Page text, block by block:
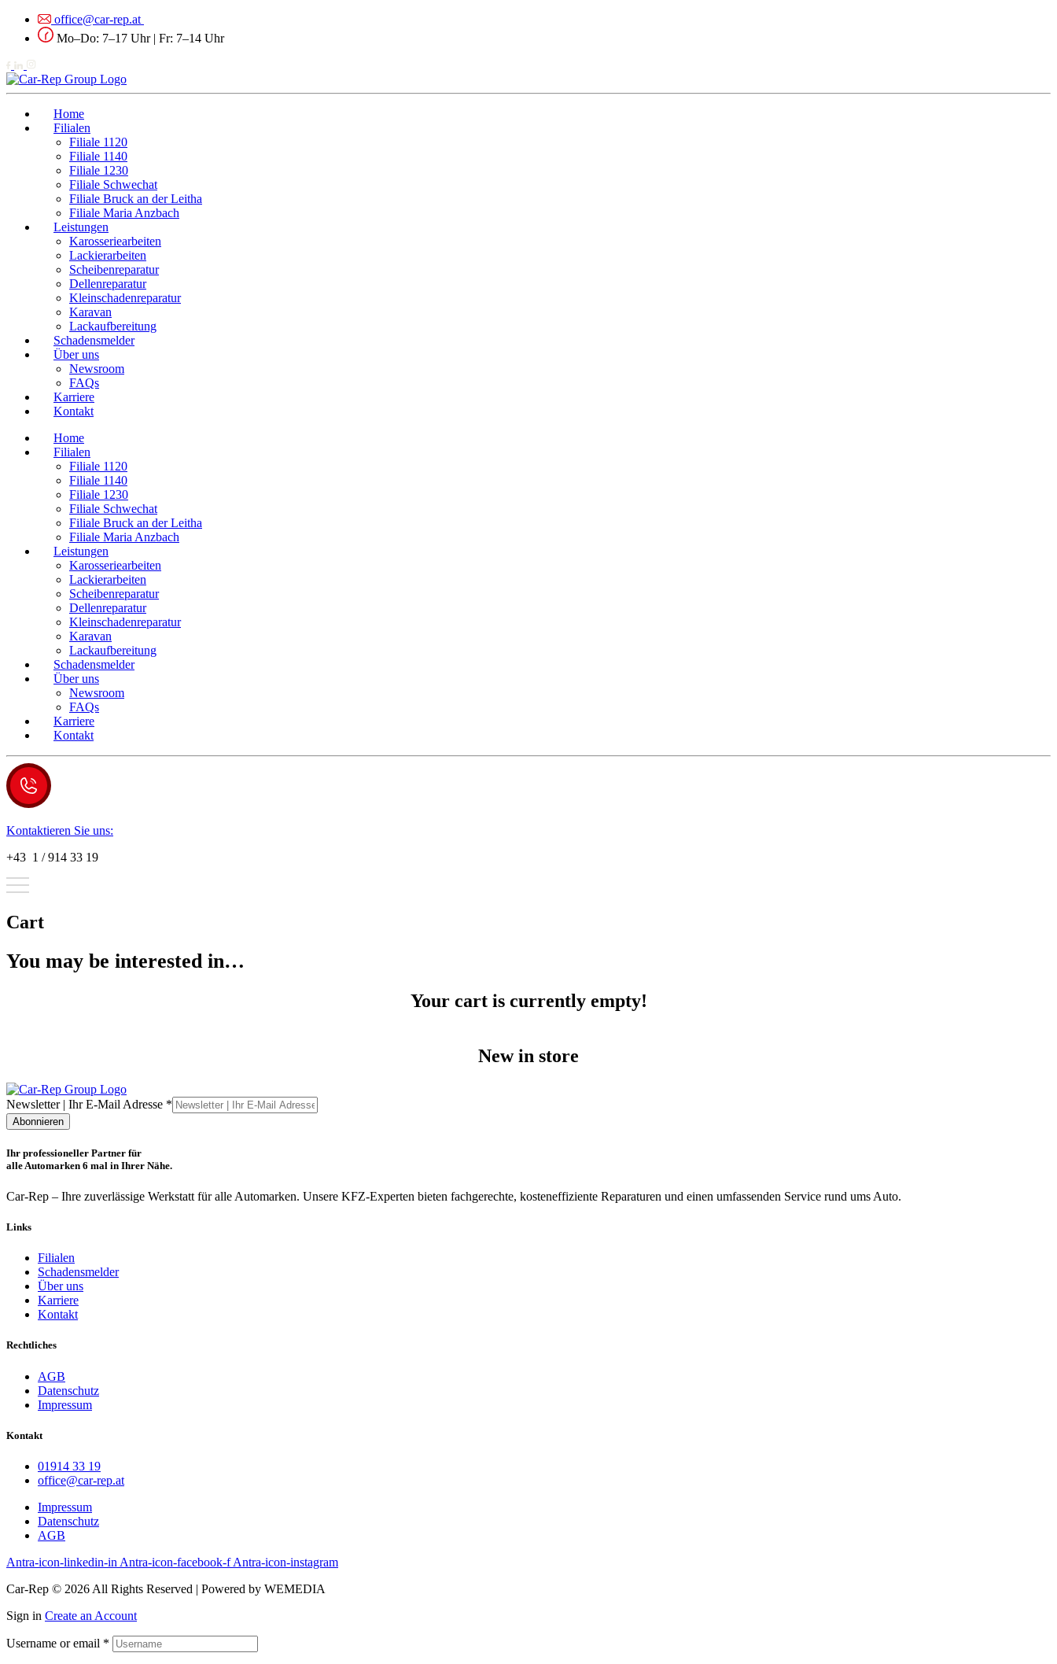
office@car-rep.at
Mo–Do: 7–17 Uhr | Fr: 7–14 Uhr
Home
Filialen
Filiale 1120
Filiale 1140
Filiale 1230
Filiale Schwechat
Filiale Bruck an der Leitha
Filiale Maria Anzbach
Leistungen
Karosseriearbeiten
Lackierarbeiten
Scheibenreparatur
Dellenreparatur
Kleinschadenreparatur
Karavan
Lackaufbereitung
Schadensmelder
Über uns
Newsroom
FAQs
Karriere
Kontakt
Home
Filialen
Filiale 1120
Filiale 1140
Filiale 1230
Filiale Schwechat
Filiale Bruck an der Leitha
Filiale Maria Anzbach
Leistungen
Karosseriearbeiten
Lackierarbeiten
Scheibenreparatur
Dellenreparatur
Kleinschadenreparatur
Karavan
Lackaufbereitung
Schadensmelder
Über uns
Newsroom
FAQs
Karriere
Kontakt
Kontaktieren Sie uns:
+43 1 / 914 33 19
Cart
You may be interested in…
Your cart is currently empty!
New in store
|
E-
Mail
Newsletter | Ihr E-Mail Adresse *
Abonnieren
Ihr professioneller Partner für
alle Automarken 6 mal in Ihrer Nähe.
Car-Rep – Ihre zuverlässige Werkstatt für alle Automarken. Unsere KFZ-Experten bieten fachgerechte, kosteneffiziente Reparaturen und einen umfassenden Service rund ums Auto.
Links
Filialen
Schadensmelder
Über uns
Karriere
Kontakt
Rechtliches
AGB
Datenschutz
Impressum
Kontakt
01914 33 19
office@car-rep.at
Impressum
Datenschutz
AGB
Antra-icon-linkedin-in Antra-icon-facebook-f Antra-icon-instagram
Car-Rep © 2026 All Rights Reserved | Powered by WEMEDIA
Sign in Create an Account
Username or email *